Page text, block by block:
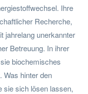
Ihre
Recherche,
jahrelang unerkannter
Betreuung. In ihrer
biochemisches
hinter den
sie sich lösen lassen,